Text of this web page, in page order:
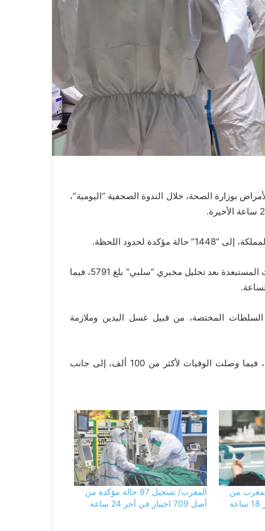
بوزارة الصحة، خلال الندوة الصحفية “اليومية”،
لحدود اللحظة.
ومن جهة أخرى أكد المتحدث المذكور، أن العدد الإجمالي للحالات المستبعدة بعد تحليل مخبري “سلبي” بلغ 5791، فيما
المختصة، من قبيل غسل اليدين وملازمة
ويذكر أن حالات الإصابة على مستوى العالم تجاوزت 1.6 مليون، فيما وصلت الوفيات لأكثر من 100 ألف، إلى جانب
بالمغرب من
المغرب/ تسجيل 97 حالة مؤكدة من
أصل 709 اختبار في آخر 24 ساعة